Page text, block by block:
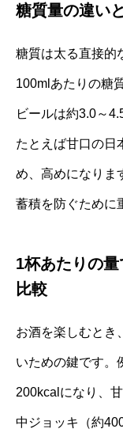
糖質量の違い
糖質は太る直接的
100mlあたりの糖
ビールは約3.0～
たとえば甘口の日
め、高めになりま
蓄積を防ぐために
1杯あたりの
比較
お酒を楽しむとき
いための鍵です。
200kcalになり、
中ジョッキ（約